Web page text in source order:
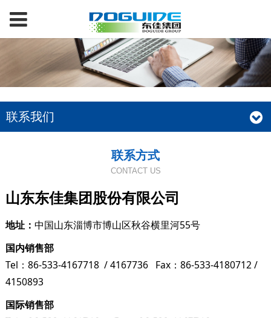
联系我们
联系方式
CONTACT US
山东东佳集团股份有限公司
地址： 中国山东淄博市博山区秋谷横里河55号
国内销售部
Tel：86-533-4167718 / 4167736 Fax：86-533-4180712 /
4150893
国际销售部